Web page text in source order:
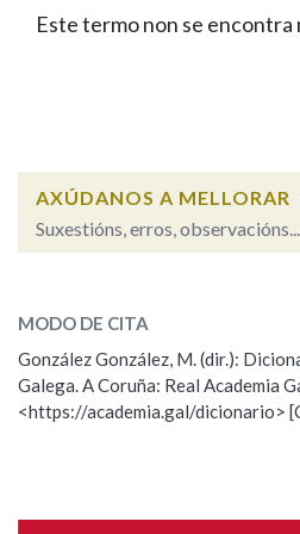
Facebook
TwitterYoutubeInstagram
Bluesky
BUSCAR NOS LEMAS
Remata por
BUSCAR NO CONTIDO
Nas definicións
Este termo non se encontra
AXÚDANOS A MELLORAR
Suxestións, erros, observacións...
Observación
Nome
MODO DE CITA
González González, M. (dir.):
Galega. A Coruña: Real Academia
<https://academia.gal/dicionario>